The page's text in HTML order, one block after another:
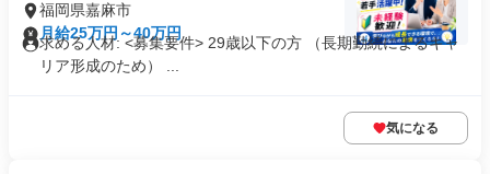
福岡県嘉麻市
月給25万円～40万円
求める人材: <募集要件> 29歳以下の方 （長期勤続によるキャ
リア形成のため） ...
気になる